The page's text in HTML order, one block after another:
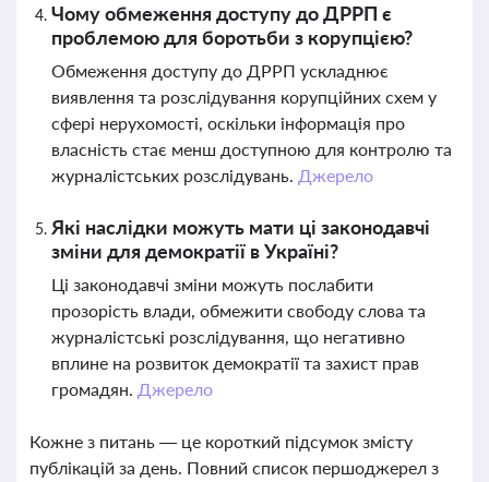
Чому обмеження доступу до ДРРП є
проблемою для боротьби з корупцією?
Обмеження доступу до ДРРП ускладнює
виявлення та розслідування корупційних схем у
сфері нерухомості, оскільки інформація про
власність стає менш доступною для контролю та
журналістських розслідувань. Джерело
Які наслідки можуть мати ці законодавчі
зміни для демократії в Україні?
Ці законодавчі зміни можуть послабити
прозорість влади, обмежити свободу слова та
журналістські розслідування, що негативно
вплине на розвиток демократії та захист прав
громадян. Джерело
Кожне з питань — це короткий підсумок змісту
публікацій за день. Повний список першоджерел з